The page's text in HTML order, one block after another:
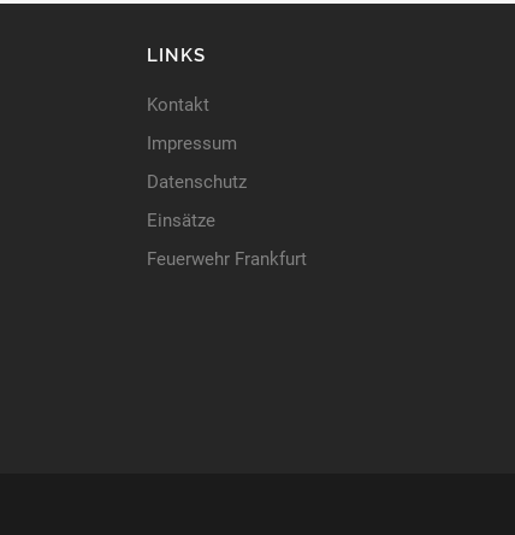
LINKS
Kontakt
Impressum
Datenschutz
Einsätze
Feuerwehr Frankfurt